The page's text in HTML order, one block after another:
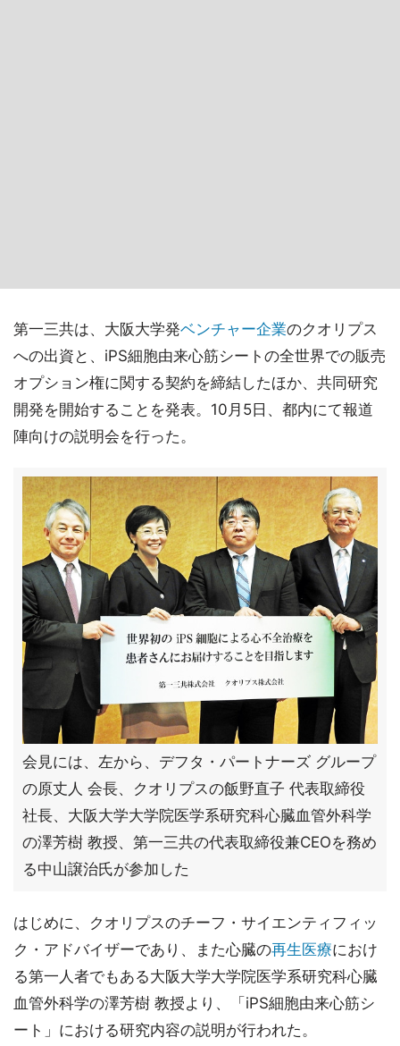
第一三共は、大阪大学発ベンチャー企業のクオリプス
への出資と、iPS細胞由来心筋シートの全世界での販売
オプション権に関する契約を締結したほか、共同研究
開発を開始することを発表。10月5日、都内にて報道
陣向けの説明会を行った。
会見には、左から、デフタ・パートナーズ グループ
の原丈人 会長、クオリプスの飯野直子 代表取締役
社長、大阪大学大学院医学系研究科心臓血管外科学
の澤芳樹 教授、第一三共の代表取締役兼CEOを務め
る中山譲治氏が参加した
はじめに、クオリプスのチーフ・サイエンティフィッ
ク・アドバイザーであり、また心臓の再生医療におけ
る第一人者でもある大阪大学大学院医学系研究科心臓
血管外科学の澤芳樹 教授より、「iPS細胞由来心筋シ
ート」における研究内容の説明が行われた。